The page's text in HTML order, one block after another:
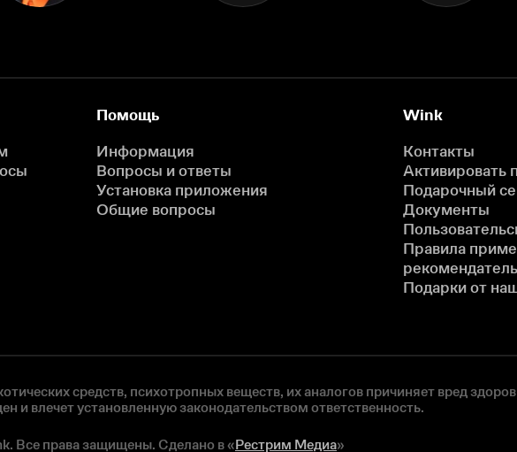
Помощь
Информация
Вопросы и ответы
Установка приложения
Общие вопросы
Wink
Контакты
Активировать
Подарочный
Документы
Правила
Подарки от
средств, психотропных веществ, их аналогов причиняет вред
и влечет установленную законодательством ответственность.
Все права защищены. Сделано в «Рестрим Медиа»